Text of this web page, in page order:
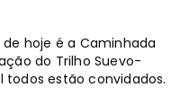
hoje é a Caminhada
do Trilho Suevo-
todos estão convidados.